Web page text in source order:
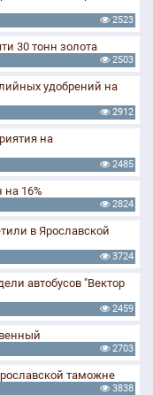
2523
30 тонн золота
2503
удобрений на
2912
на
2485
16%
2824
в Ярославской
3724
автобусов "Вектор
2459
2703
таможне
3838